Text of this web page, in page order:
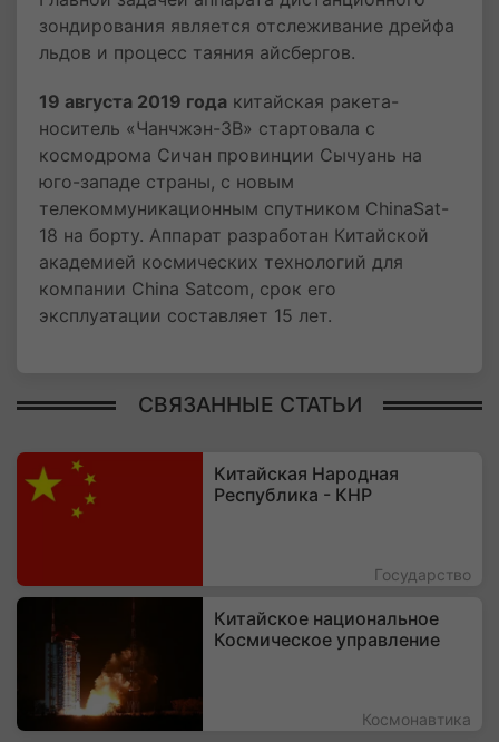
зондирования является отслеживание дрейфа
льдов и процесс таяния айсбергов.
19 августа 2019 года китайская ракета-
носитель «Чанчжэн-3В» стартовала с
космодрома Сичан провинции Сычуань на
юго-западе страны, с новым
телекоммуникационным спутником ChinaSat-
18 на борту. Аппарат разработан Китайской
академией космических технологий для
компании China Satcom, срок его
эксплуатации составляет 15 лет.
СВЯЗАННЫЕ СТАТЬИ
Китайская Народная
Республика - КНР
Государство
Китайское национальное
Космическое управление
Космонавтика